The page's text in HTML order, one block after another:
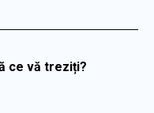
ce vă treziți?